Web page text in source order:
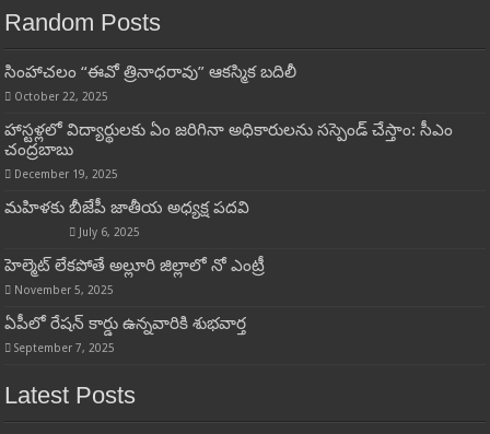
Random Posts
సింహాచలం “ఈవో త్రినాధరావు” ఆకస్మిక బదిలీ
October 22, 2025
హాస్టళ్లలో విద్యార్థులకు ఏం జరిగినా అధికారులను సస్పెండ్ చేస్తాం: సీఎం
చంద్రబాబు
December 19, 2025
మహిళకు బీజేపీ జాతీయ అధ్యక్ష పదవి
July 6, 2025
హెల్మెట్ లేకపోతే అల్లూరి జిల్లాలో నో ఎంట్రీ
November 5, 2025
ఏపీలో రేషన్ కార్డు ఉన్నవారికి శుభవార్త
September 7, 2025
Latest Posts